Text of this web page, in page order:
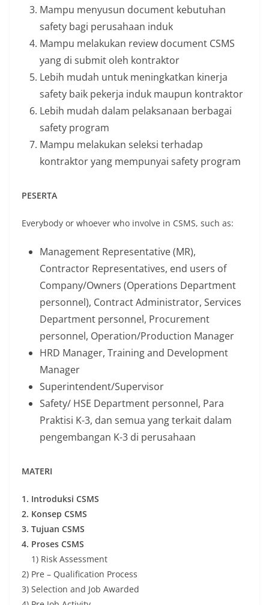
Mampu menyusun document kebutuhan
safety bagi perusahaan induk
Mampu melakukan review document CSMS
yang di submit oleh kontraktor
Lebih mudah untuk meningkatkan kinerja
safety baik pekerja induk maupun kontraktor
Lebih mudah dalam pelaksanaan berbagai
safety program
Mampu melakukan seleksi terhadap
kontraktor yang mempunyai safety program
PESERTA
Everybody or whoever who involve in CSMS, such as:
Management Representative (MR),
Contractor Representatives, end users of
Company/Owners (Operations Department
personnel), Contract Administrator, Services
Department personnel, Procurement
personnel, Operation/Production Manager
HRD Manager, Training and Development
Manager
Superintendent/Supervisor
Safety/ HSE Department personnel, Para
Praktisi K-3, dan semua yang terkait dalam
pengembangan K-3 di perusahaan
MATERI
1. Introduksi CSMS
2. Konsep CSMS
3. Tujuan CSMS
4. Proses CSMS
1) Risk Assessment
2) Pre – Qualification Process
3) Selection and Job Awarded